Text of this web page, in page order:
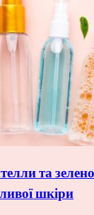
та
шкіри